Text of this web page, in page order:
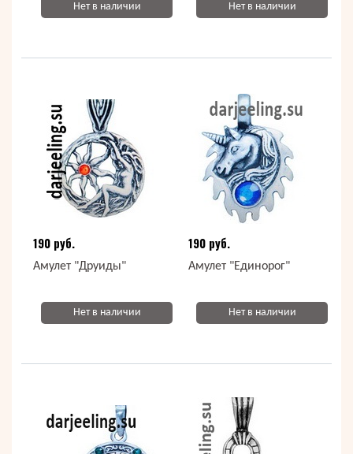
Нет в наличии Нет в наличии
190 руб.
Амулет "Друиды"
Нет в наличии
190 руб.
Амулет "Единорог"
Нет в наличии